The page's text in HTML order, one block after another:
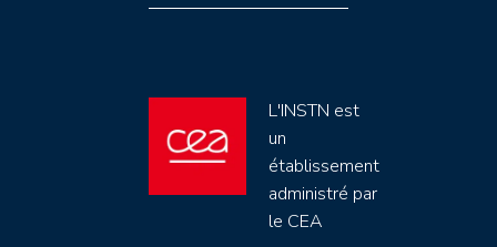
L'INSTN est
un
établissement
administré par
le CEA